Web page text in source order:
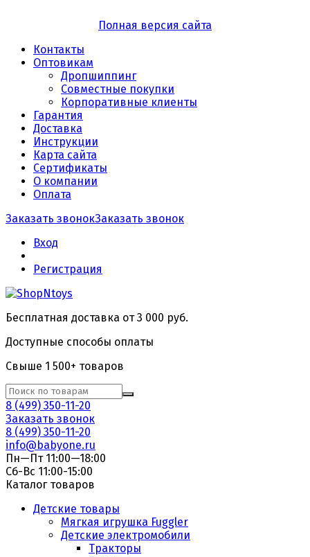
Полная версия сайта
Контакты
Оптовикам
Дропшиппинг
Совместные покупки
Корпоративные клиенты
Гарантия
Доставка
Инструкции
Карта сайта
Сертификаты
О компании
Оплата
Заказать звонокЗаказать звонок
Вход
Регистрация
Бесплатная доставка от 3 000 руб.
Доступные способы оплаты
Свыше 1 500+ товаров
8 (499) 350-11-20
Заказать звонок
8 (499) 350-11-20
info@babyone.ru
Пн—Пт 11:00—18:00
Сб-Вс 11:00-15:00
Каталог товаров
Детские товары
Мягкая игрушка Fuggler
Детские электромобили
Тракторы